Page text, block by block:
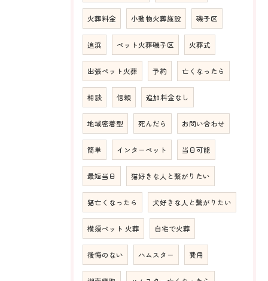
火葬料金 小動物火葬施設 磯子区
追浜 ペット火葬磯子区 火葬式
出張ペット火葬 予約 亡くなったら
相談 信頼 追加料金なし
地域密着型 死んだら お問い合わせ
簡単 インターペット 当日可能
最短当日 猫好きな人と繋がりたい
猫亡くなったら 犬好きな人と繋がりたい
横須ペット 火葬 自宅で火葬
後悔のない ハムスター 費用